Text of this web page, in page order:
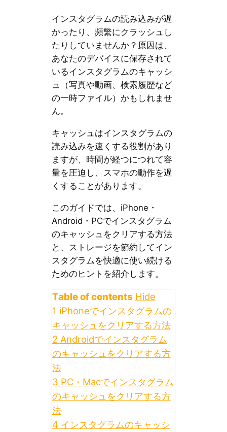
インスタグラムの読み込みが遅
かったり、頻繁にクラッシュし
たりしていませんか？原因は、
あなたのデバイスに保存されて
いるインスタグラムのキャッシ
ュ（写真や動画、検索履歴など
の一時ファイル）かもしれませ
ん。
キャッシュはインスタグラムの
読み込みを速くする役割があり
ますが、時間が経つにつれて容
量を圧迫し、スマホの動作を遅
くすることがあります。
このガイドでは、iPhone・
Android・PCでインスタグラム
のキャッシュをクリアする方法
と、ストレージを節約してイン
スタグラムを快適に使い続ける
ためのヒントを紹介します。
Table of contents Hide
1 iPhoneでインスタグラムの
キャッシュをクリアする方法
2 Androidでインスタグラム
のキャッシュをクリアする方
法
3 PC・Macでインスタグラム
のキャッシュをクリアする方
法
4 インスタグラムのキャッシ